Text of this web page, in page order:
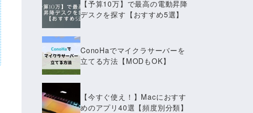
【予算10万】で最高の電動昇降
デスクを探す【おすすめ5選】
ConoHaでマイクラサーバーを
立てる方法【MODもOK】
【今すぐ使え！】Macにおすす
めのアプリ40選【頻度別分類】